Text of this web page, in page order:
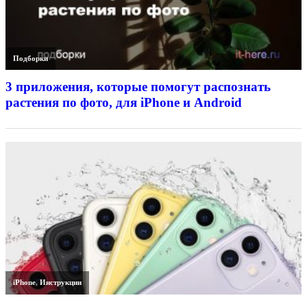
Подборки
3 приложения, которые помогут распознать
растения по фото, для iPhone и Android
iPhone,Инструкции